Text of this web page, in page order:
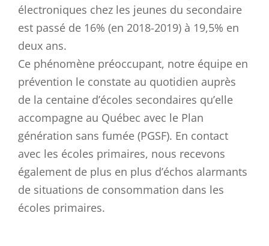
électroniques chez les jeunes du secondaire
est passé de 16% (en 2018-2019) à 19,5% en
deux ans.
Ce phénomène préoccupant, notre équipe en
prévention le constate au quotidien auprès
de la centaine d’écoles secondaires qu’elle
accompagne au Québec avec le Plan
génération sans fumée (PGSF). En contact
avec les écoles primaires, nous recevons
également de plus en plus d’échos alarmants
de situations de consommation dans les
écoles primaires.